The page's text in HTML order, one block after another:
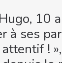
10
à ses
!